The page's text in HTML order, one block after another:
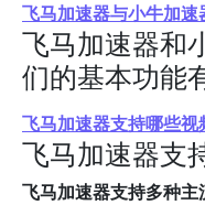
飞马加速器与小牛加速
飞马加速器和
们的基本功能
飞马加速器支持哪些视
飞马加速器支
飞马加速器支持多种主